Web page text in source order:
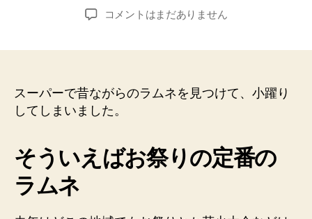
稿
昔
ラ
ム
か、
ガ
か
コメントはまだありません
スーパーで昔ながらのラムネを見つけて、小躍り
してしまいました。
そういえばお祭りの定番の
ラムネ